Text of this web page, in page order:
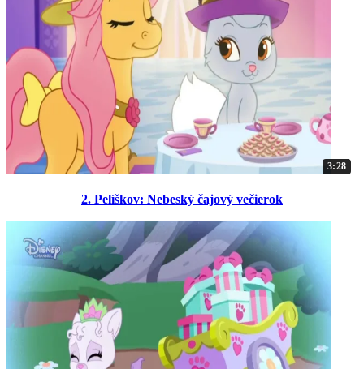
3:28
2. Pelíškov: Nebeský čajový večierok